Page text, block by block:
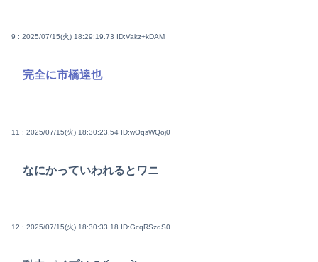
9 : 2025/07/15(火) 18:29:19.73 ID:Vakz+kDAM
完全に市橋達也
11 : 2025/07/15(火) 18:30:23.54 ID:wOqsWQoj0
なにかっていわれるとワニ
12 : 2025/07/15(火) 18:30:33.18 ID:GcqRSzdS0